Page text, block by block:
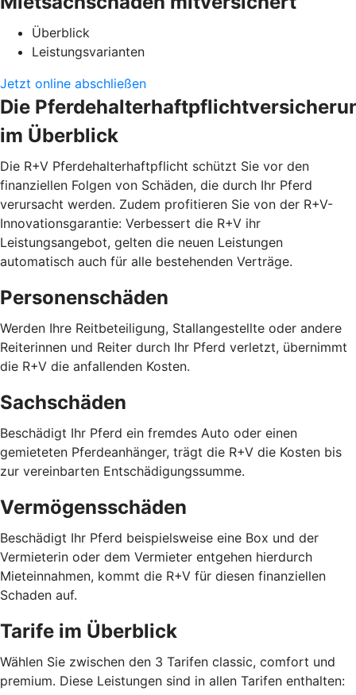
Überblick
Leistungsvarianten
Jetzt online abschließen
Die
im Überblick
Die R+V Pferdehalterhaftpflicht schützt Sie vor den
finanziellen Folgen von Schäden, die durch Ihr Pferd
verursacht werden. Zudem profitieren Sie von der R+V-
Innovationsgarantie: Verbessert die R+V ihr
Leistungsangebot, gelten die neuen Leistungen
automatisch auch für alle bestehenden Verträge.
Personenschäden
Werden Ihre Reitbeteiligung, Stallangestellte oder andere
Reiterinnen und Reiter durch Ihr Pferd verletzt, übernimmt
die R+V die anfallenden Kosten.
Sachschäden
Beschädigt Ihr Pferd ein fremdes Auto oder einen
gemieteten Pferdeanhänger, trägt die R+V die Kosten bis
zur vereinbarten Entschädigungssumme.
Vermögensschäden
Beschädigt Ihr Pferd beispielsweise eine Box und der
Vermieterin oder dem Vermieter entgehen hierdurch
Mieteinnahmen, kommt die R+V für diesen finanziellen
Schaden auf.
Tarife im Überblick
Wählen Sie zwischen den 3 Tarifen classic, comfort und
premium. Diese Leistungen sind in allen Tarifen enthalten: